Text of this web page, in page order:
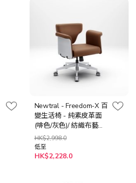
Newtral - Freedom-X 百
變生活椅 - 純素皮革面
(啡色/灰色)/ 紡織布藝面
(橙色/白色/深灰)
HK$2,998.0
低至
HK$2,228.0